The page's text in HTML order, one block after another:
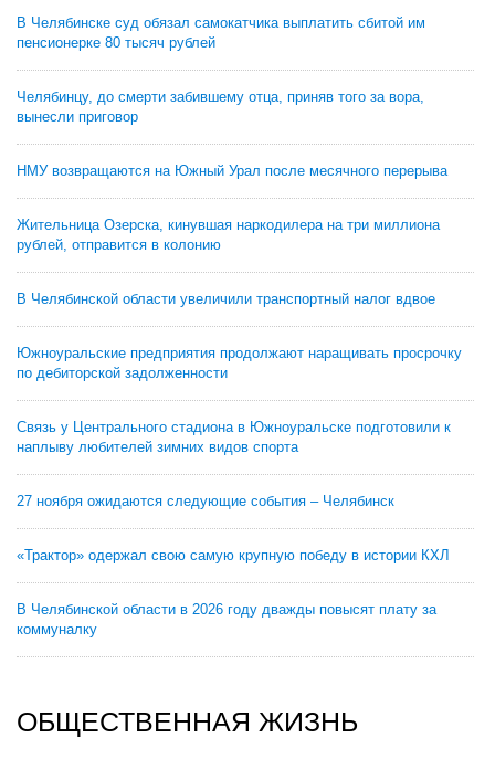
В Челябинске суд обязал самокатчика выплатить сбитой им
пенсионерке 80 тысяч рублей
Челябинцу, до смерти забившему отца, приняв того за вора,
вынесли приговор
НМУ возвращаются на Южный Урал после месячного перерыва
Жительница Озерска, кинувшая наркодилера на три миллиона
рублей, отправится в колонию
В Челябинской области увеличили транспортный налог вдвое
Южноуральские предприятия продолжают наращивать просрочку
по дебиторской задолженности
Связь у Центрального стадиона в Южноуральске подготовили к
наплыву любителей зимних видов спорта
27 ноября ожидаются следующие события – Челябинск
«Трактор» одержал свою самую крупную победу в истории КХЛ
В Челябинской области в 2026 году дважды повысят плату за
коммуналку
ОБЩЕСТВЕННАЯ ЖИЗНЬ